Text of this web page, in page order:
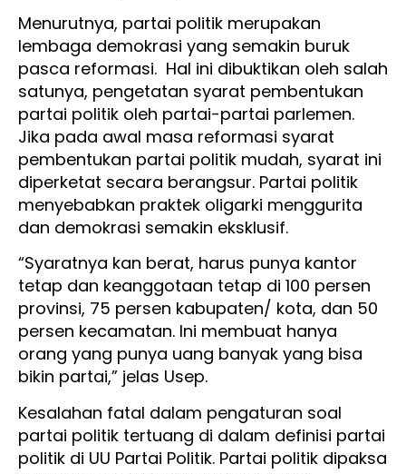
Menurutnya, partai politik merupakan
lembaga demokrasi yang semakin buruk
pasca reformasi. Hal ini dibuktikan oleh salah
satunya, pengetatan syarat pembentukan
partai politik oleh partai-partai parlemen.
Jika pada awal masa reformasi syarat
pembentukan partai politik mudah, syarat ini
diperketat secara berangsur. Partai politik
menyebabkan praktek oligarki menggurita
dan demokrasi semakin eksklusif.
“Syaratnya kan berat, harus punya kantor
tetap dan keanggotaan tetap di 100 persen
provinsi, 75 persen kabupaten/ kota, dan 50
persen kecamatan. Ini membuat hanya
orang yang punya uang banyak yang bisa
bikin partai,” jelas Usep.
Kesalahan fatal dalam pengaturan soal
partai politik tertuang di dalam definisi partai
politik di UU Partai Politik. Partai politik dipaksa